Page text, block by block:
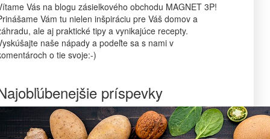
Vás na blogu zásielkového obchodu MAGNET 3P!
Vám tu nielen inšpiráciu pre Váš domov a
ale aj praktické tipy a vynikajúce recepty.
naše nápady a podeľte sa s nami v
o tie svoje:-)
príspevky